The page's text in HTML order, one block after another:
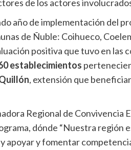
de los actores
año de implementación del
de Ñuble: Coihueco,
positiva que tuvo en las
establecimientos
, extensión que
Regional de Convivencia
dónde “Nuestra región
apoyar y fomentar